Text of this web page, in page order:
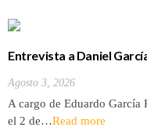
Entrevista a Daniel
Agosto 3, 2026
A cargo de Eduardo García
el 2 de…Read more